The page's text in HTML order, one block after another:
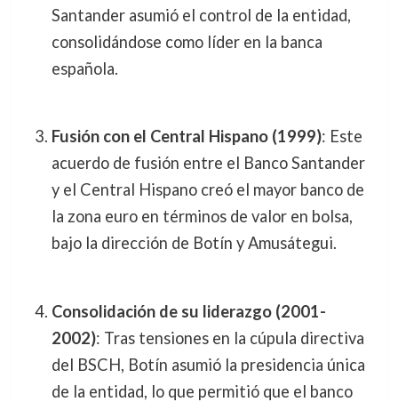
Santander asumió el control de la entidad,
consolidándose como líder en la banca
española.
Fusión con el Central Hispano (1999): Este
acuerdo de fusión entre el Banco Santander
y el Central Hispano creó el mayor banco de
la zona euro en términos de valor en bolsa,
bajo la dirección de Botín y Amusátegui.
Consolidación de su liderazgo (2001-
2002): Tras tensiones en la cúpula directiva
del BSCH, Botín asumió la presidencia única
de la entidad, lo que permitió que el banco